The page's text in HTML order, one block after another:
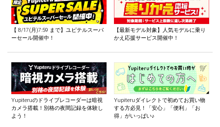
【 8/17(月)7:59 まで】ユピテルスーパ
ーセール開催中！
【最新モデル対象】人気モデルに乗り
かえ応援サービス開催中！
Yupiteruのドライブレコーダーは暗視
カメラ搭載！別格の夜間記録を体験し
よう！
Yupiteruダイレクトで初めてお買い物
する方必見！「安心」「便利」「お
得」がいっぱい♪